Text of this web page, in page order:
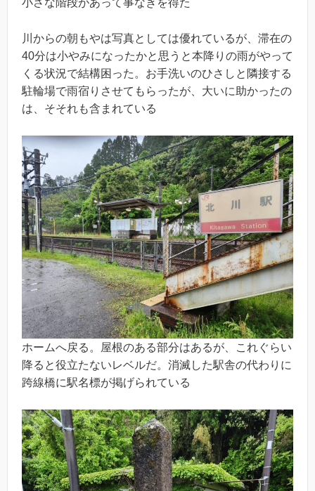
小さな階段があって事なきを得た
川からの朝もやは写真としては優れているが、滞在の
40分は小やみになったかと思うと本降りの雨がやって
くる状況で結構困った。お手洗いのひさしと隣接する
駐輪場で雨宿りさせてもらったが、大いに助かったの
は、そそれも含まれている
ホームへ戻る。屋根のある部分はあるが、これぐらい
降ると役立たないレベルだ。消滅した駅舎の代わりに
跨線橋に駅名標が掲げられている